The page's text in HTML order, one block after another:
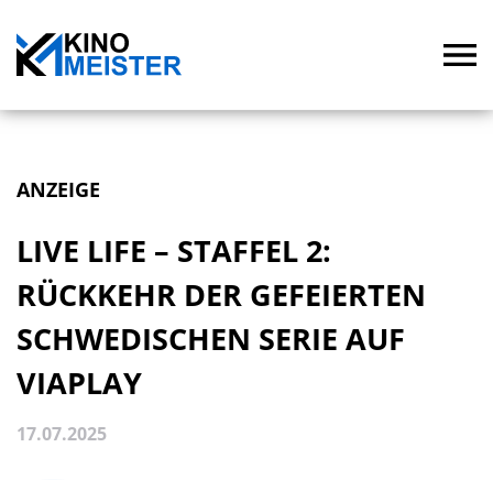
ANZEIGE
LIVE LIFE – STAFFEL 2:
RÜCKKEHR DER GEFEIERTEN
SCHWEDISCHEN SERIE AUF
VIAPLAY
17.07.2025